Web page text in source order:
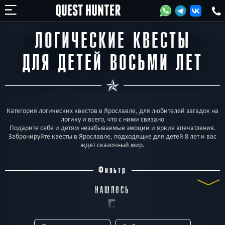
ЛОГИЧЕСКИЕ КВЕСТЫ
ДЛЯ ДЕТЕЙ ВОСЬМИ ЛЕТ
Категория логических квестов в Ярославле, для любителей загадок на
логику и всего, что с ними связано
Подарите себе и детям незабываемые эмоции и яркие впечатления.
Забронируйте квесты в Ярославле, подходящие для детей 8 лет и вас
ждет сказочный мир.
Фильтр
НАШЛОСЬ
5